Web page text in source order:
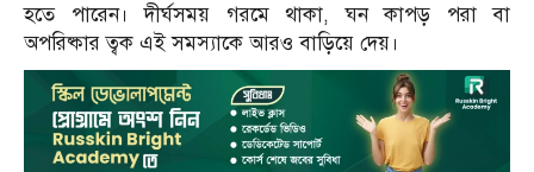
হতে পারেন। দীর্ঘসময় গরমে থাকা, ঘন কাপড় পরা বা
অপরিষ্কার ত্বক এই সমস্যাকে আরও বাড়িয়ে দেয়।